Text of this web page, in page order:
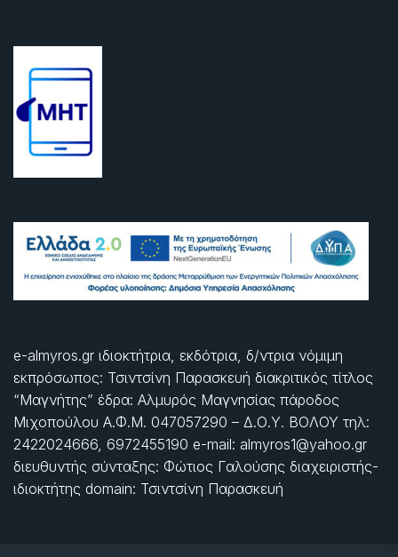
e-almyros.gr ιδιοκτήτρια, εκδότρια, δ/ντρια νόμιμη
εκπρόσωπος: Τσιντσίνη Παρασκευή διακριτικός τίτλος
“Μαγνήτης” έδρα: Αλμυρός Μαγνησίας πάροδος
Μιχοπούλου Α.Φ.Μ. 047057290 – Δ.Ο.Υ. ΒΟΛΟΥ τηλ:
2422024666, 6972455190 e-mail: almyros1@yahoo.gr
διευθυντής σύνταξης: Φώτιος Γαλούσης διαχειριστής-
ιδιοκτήτης domain: Τσιντσίνη Παρασκευή